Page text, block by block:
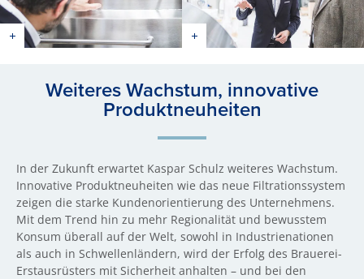
Weiteres Wachstum, innovative
Produktneuheiten
In der Zukunft erwartet Kaspar Schulz weiteres Wachstum.
Innovative Produktneuheiten wie das neue Filtrationssystem
zeigen die starke Kundenorientierung des Unternehmens.
Mit dem Trend hin zu mehr Regionalität und bewusstem
Konsum überall auf der Welt, sowohl in Industrienationen
als auch in Schwellenländern, wird der Erfolg des Brauerei-
Erstausrüsters mit Sicherheit anhalten – und bei den